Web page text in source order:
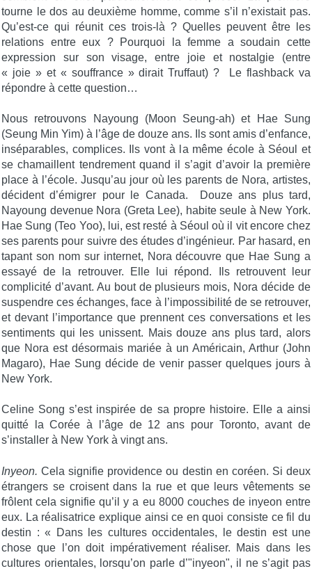
tourne le dos au deuxième homme, comme s’il n’existait pas.
Qu’est-ce qui réunit ces trois-là ? Quelles peuvent être les
relations entre eux ? Pourquoi la femme a soudain cette
expression sur son visage, entre joie et nostalgie (entre
« joie » et « souffrance » dirait Truffaut) ? Le flashback va
répondre à cette question…
Nous retrouvons Nayoung (Moon Seung-ah) et Hae Sung
(Seung Min Yim) à l’âge de douze ans. Ils sont amis d’enfance,
inséparables, complices. Ils vont à la même école à Séoul et
se chamaillent tendrement quand il s’agit d’avoir la première
place à l’école. Jusqu’au jour où les parents de Nora, artistes,
décident d’émigrer pour le Canada. Douze ans plus tard,
Nayoung devenue Nora (Greta Lee), habite seule à New York.
Hae Sung (Teo Yoo), lui, est resté à Séoul où il vit encore chez
ses parents pour suivre des études d’ingénieur. Par hasard, en
tapant son nom sur internet, Nora découvre que Hae Sung a
essayé de la retrouver. Elle lui répond. Ils retrouvent leur
complicité d’avant. Au bout de plusieurs mois, Nora décide de
suspendre ces échanges, face à l’impossibilité de se retrouver,
et devant l’importance que prennent ces conversations et les
sentiments qui les unissent. Mais douze ans plus tard, alors
que Nora est désormais mariée à un Américain, Arthur (John
Magaro), Hae Sung décide de venir passer quelques jours à
New York.
Celine Song s’est inspirée de sa propre histoire. Elle a ainsi
quitté la Corée à l’âge de 12 ans pour Toronto, avant de
s’installer à New York à vingt ans.
Inyeon. Cela signifie providence ou destin en coréen. Si deux
étrangers se croisent dans la rue et que leurs vêtements se
frôlent cela signifie qu’il y a eu 8000 couches de inyeon entre
eux. La réalisatrice explique ainsi ce en quoi consiste ce fil du
destin : « Dans les cultures occidentales, le destin est une
chose que l’on doit impérativement réaliser. Mais dans les
cultures orientales, lorsqu’on parle d’"inyeon", il ne s’agit pas